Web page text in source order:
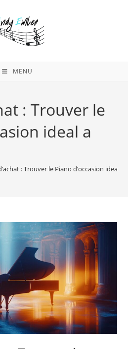
MENU
: Trouver le
ideal a
: Trouver le Piano d’occasion ideal a